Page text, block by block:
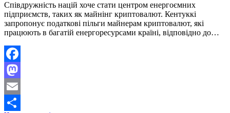
Співдружність націй хоче стати центром енергоємних
підприємств, таких як майнінг криптовалют. Кентуккі
запропонує податкові пільги майнерам криптовалют, які
працюють в багатій енергоресурсами країні, відповідно до…
Facebook
Mastodon
Email